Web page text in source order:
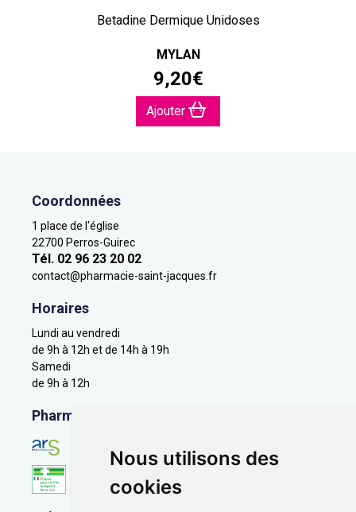
Nous utilisons des
cookies
Betadine Dermique Unidoses
MYLAN
9,20€
Ajouter
Coordonnées
1 place de l'église
22700 Perros-Guirec
Tél. 02 96 23 20 02
contact@pharmacie-saint-jacques.fr
Horaires
Lundi au vendredi
de 9h à 12h et de 14h à 19h
Samedi
de 9h à 12h
Pharmacie en ligne agréée